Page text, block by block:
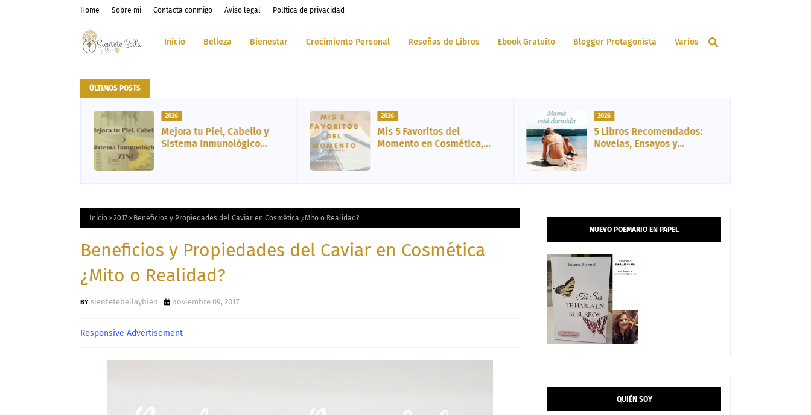
Home Sobre mi Contacta conmigo Aviso legal Política de privacidad
Inicio Belleza Bienestar Crecimiento Personal Reseñas de Libros Ebook Gratuito Blogger Protagonista Varios
ÚLTIMOS POSTS
2026
Mejora tu Piel, Cabello y
Sistema Inmunológico
2026
Mis 5 Favoritos del
Momento en Cosmética,
2026
5 Libros Recomendados:
Novelas, Ensayos y
Inicio 2017 Beneficios y Propiedades del Caviar en Cosmética ¿Mito o Realidad?
Beneficios y Propiedades del Caviar en Cosmética
¿Mito o Realidad?
sientetebellaybien noviembre 09, 2017
Responsive Advertisement
NUEVO POEMARIO EN PAPEL
QUIÉN SOY